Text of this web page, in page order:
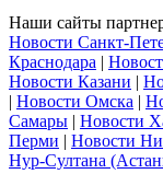
Наши сайты
Новости Санкт-
Краснодара |
Новости Казани |
| Новости Омска |
Самары | Новости
Перми | Новости
Нур-Султана